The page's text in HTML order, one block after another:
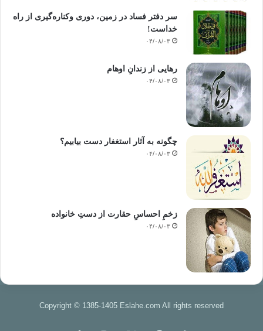
سر دفتر فساد در زمین‌، دوری وکناره‌گیری از راه
خداست‌!
۰۴/۰۸/۰۳
رهایی از زندانِ اوهام
۰۴/۰۸/۰۳
چگونه به آثار استغفار دست بیابیم؟
۰۴/۰۸/۰۳
زخمِ احساسِ حقارت از دستِ خانواده
۰۴/۰۸/۰۳
Copyright © 1385-1405 Eslahe.com All rights reserved